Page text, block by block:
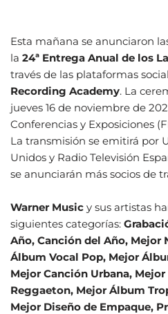
Esta mañana se anunciaron
la 24ª Entrega Anual de los
través de las plataformas
Recording Academy. La
jueves 16 de noviembre de
Conferencias y Exposiciones
La transmisión se emitirá por
Unidos y Radio Televisión
se anunciarán más socios de
Warner Music y sus artistas
siguientes categorías:
Año, Canción del Año, Mejor
Álbum Vocal Pop, Mejor
Mejor Canción Urbana,
Reggaeton, Mejor Álbum
Mejor Diseño de Empaque,